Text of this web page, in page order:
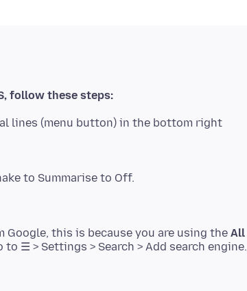
follow these steps:
lines (menu button) in the bottom right
to Summarise to Off.
this is because you are using the All
☰ > Settings > Search > Add search engine.